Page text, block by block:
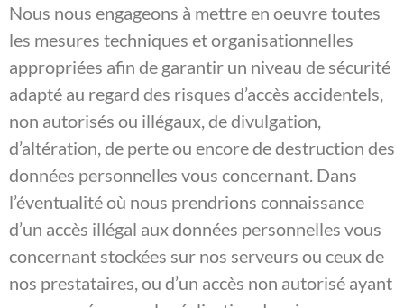
Nous nous engageons à mettre en oeuvre toutes
les mesures techniques et organisationnelles
appropriées afin de garantir un niveau de sécurité
adapté au regard des risques d’accès accidentels,
non autorisés ou illégaux, de divulgation,
d’altération, de perte ou encore de destruction des
données personnelles vous concernant. Dans
l’éventualité où nous prendrions connaissance
d’un accès illégal aux données personnelles vous
concernant stockées sur nos serveurs ou ceux de
nos prestataires, ou d’un accès non autorisé ayant